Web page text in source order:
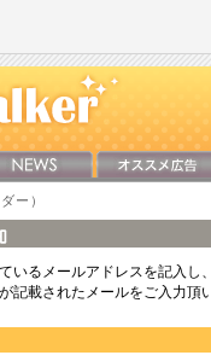
ー）
いるメールアドレスを記入し
記載されたメールをご入力頂